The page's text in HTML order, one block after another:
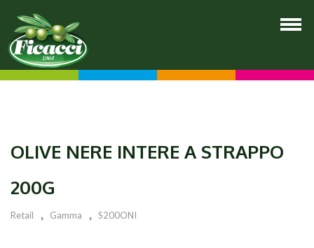
OLIVE NERE INTERE A STRAPPO
200G
Retail Gamma S200ONI